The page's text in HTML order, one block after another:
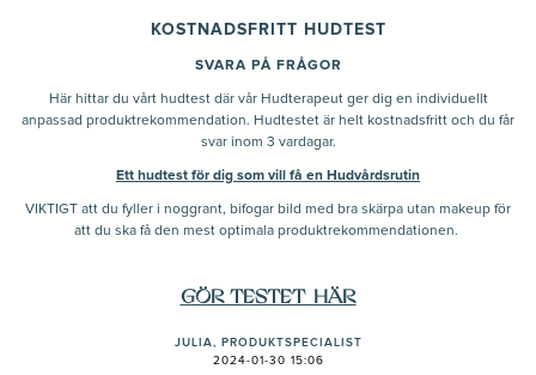
KOSTNADSFRITT HUDTEST
SVARA PÅ FRÅGOR
Här hittar du vårt hudtest där vår Hudterapeut ger dig en individuellt
anpassad produktrekommendation. Hudtestet är helt kostnadsfritt och du får
svar inom 3 vardagar.
Ett hudtest för dig som vill få en Hudvårdsrutin
VIKTIGT att du fyller i noggrant, bifogar bild med bra skärpa utan makeup för
att du ska få den mest optimala produktrekommendationen.
GÖR TESTET HÄR
JULIA, PRODUKTSPECIALIST
2024-01-30 15:06